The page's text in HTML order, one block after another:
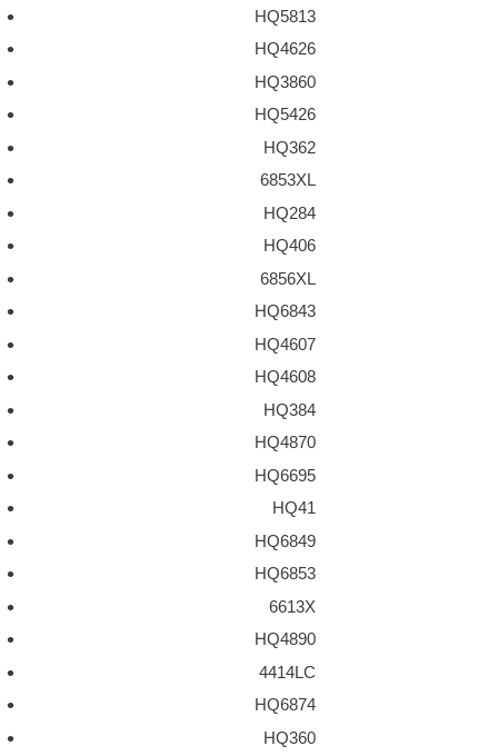
HQ5813
HQ4626
HQ3860
HQ5426
HQ362
6853XL
HQ284
HQ406
6856XL
HQ6843
HQ4607
HQ4608
HQ384
HQ4870
HQ6695
HQ41
HQ6849
HQ6853
6613X
HQ4890
4414LC
HQ6874
HQ360